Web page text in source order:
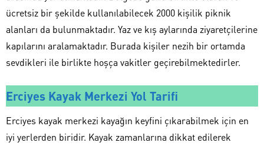
ücretsiz bir şekilde kullanılabilecek 2000 kişilik piknik
alanları da bulunmaktadır. Yaz ve kış aylarında ziyaretçilerine
kapılarını aralamaktadır. Burada kişiler nezih bir ortamda
sevdikleri ile birlikte hoşça vakitler geçirebilmektedirler.
Erciyes Kayak Merkezi Yol Tarifi
Erciyes kayak merkezi kayağın keyfini çıkarabilmek için en
iyi yerlerden biridir. Kayak zamanlarına dikkat edilerek